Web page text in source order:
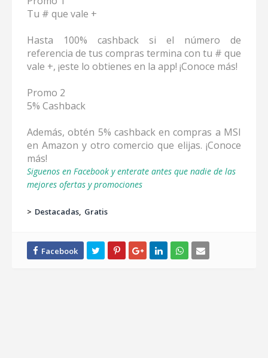
Tu # que vale +
Hasta 100% cashback si el número de
referencia de tus compras termina con tu # que
vale +, ¡este lo obtienes en la app! ¡Conoce más!
Promo 2
5% Cashback
Además, obtén 5% cashback en compras a MSI
en Amazon y otro comercio que elijas. ¡Conoce
más!
Siguenos en Facebook y enterate antes que nadie de las
mejores ofertas y promociones
> Destacadas Gratis